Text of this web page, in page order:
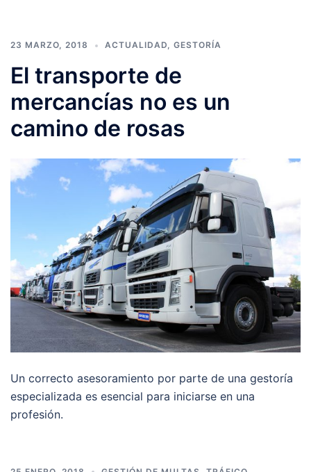
23 MARZO, 2018 ACTUALIDAD, GESTORÍA
El transporte de
mercancías no es un
camino de rosas
Un correcto asesoramiento por parte de una gestoría
especializada es esencial para iniciarse en una
profesión.